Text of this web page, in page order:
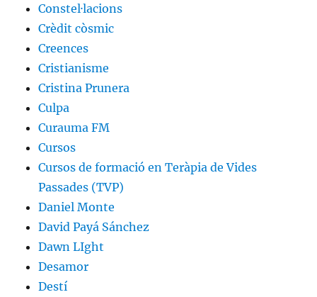
Constel·lacions
Crèdit còsmic
Creences
Cristianisme
Cristina Prunera
Culpa
Curauma FM
Cursos
Cursos de formació en Teràpia de Vides
Passades (TVP)
Daniel Monte
David Payá Sánchez
Dawn LIght
Desamor
Destí